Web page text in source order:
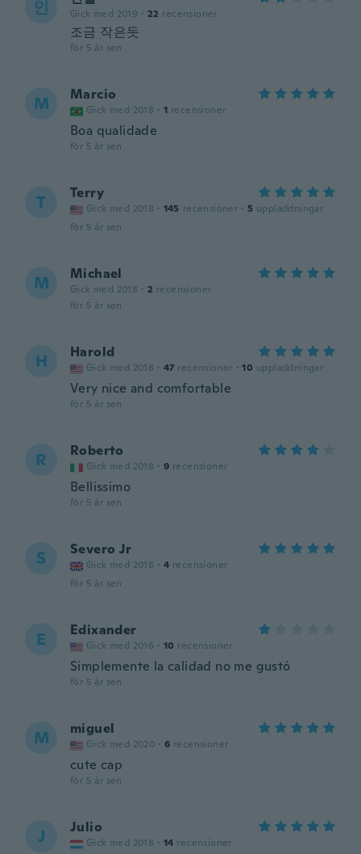
인 Gick med 2019 · 22 recensioner
조금 작은듯
för 5 år sen
M Marcio
Gick med 2018 · 1 recensioner
Boa qualidade
för 5 år sen
T Terry
Gick med 2018 · 145 recensioner · 5 uppladdningar
för 5 år sen
M Michael
Gick med 2018 · 2 recensioner
för 5 år sen
H Harold
Gick med 2016 · 47 recensioner · 10 uppladdningar
Very nice and comfortable
för 5 år sen
R Roberto
Gick med 2018 · 9 recensioner
Bellissimo
för 5 år sen
S Severo Jr
Gick med 2018 · 4 recensioner
för 5 år sen
E Edixander
Gick med 2016 · 10 recensioner
Simplemente la calidad no me gustó
för 5 år sen
M miguel
Gick med 2020 · 6 recensioner
cute cap
för 5 år sen
J Julio
Gick med 2018 · 14 recensioner